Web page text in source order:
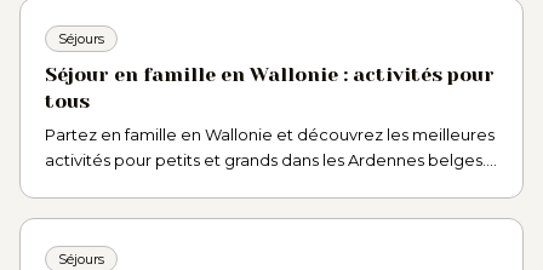
Séjours
Séjour en famille en Wallonie : activités pour
tous
Partez en famille en Wallonie et découvrez les meilleures
activités pour petits et grands dans les Ardennes belges.
Séjours